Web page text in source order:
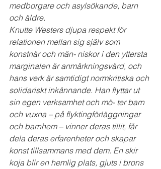
medborgare och asylsökande, barn
och äldre.
Knutte Westers djupa respekt för
relationen mellan sig själv som
konstnär och män- niskor i den yttersta
marginalen är anmärkningsvärd, och
hans verk är samtidigt normkritiska och
solidariskt inkännande. Han flyttar ut
sin egen verksamhet och mö- ter barn
och vuxna – på flyktingförläggningar
och barnhem – vinner deras tillit, får
dela deras erfarenheter och skapar
konst tillsammans med dem. En skir
koja blir en hemlig plats, gjuts i brons